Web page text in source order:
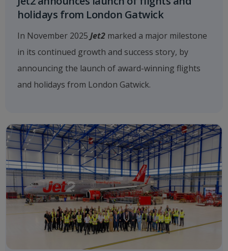
holidays from London Gatwick
In November 2025 Jet2 marked a major milestone
in its continued growth and success story, by
announcing the launch of award-winning flights
and holidays from London Gatwick.